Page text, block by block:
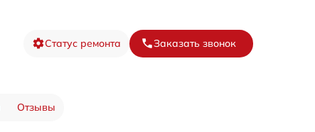
Статус ремонта Заказать звонок
Отзывы